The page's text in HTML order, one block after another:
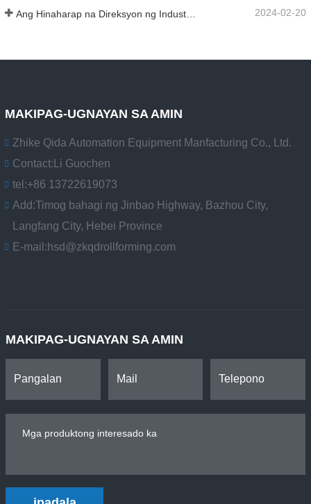
2024-02-20
MAKIPAG-UGNAYAN SA AMIN
Zhike Qida Automation Equipment Manfacturing Co., Ltd.
Contact: Li Guochen
tel:+86 13722619073
Add:Timog bahagi ng Jinbao Highway, Bazhou City,
Langfang City, Hebei Province
E-mail: hsd@zkqdrollforming.com
MAKIPAG-UGNAYAN SA AMIN